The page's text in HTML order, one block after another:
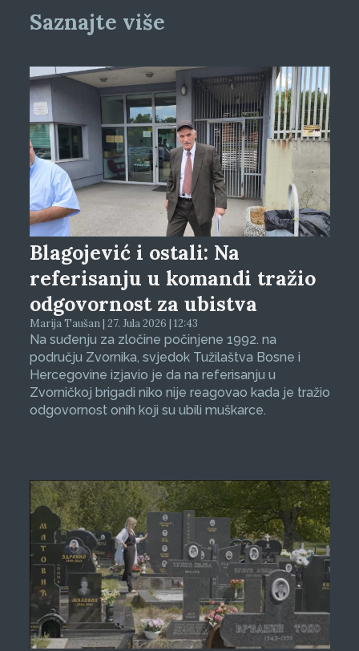
Saznajte više
Blagojević i ostali: Na
referisanju u komandi tražio
odgovornost za ubistva
Marija Taušan | 27. Jula 2026 | 12:43
Na suđenju za zločine počinjene 1992. na
području Zvornika, svjedok Tužilaštva Bosne i
Hercegovine izjavio je da na referisanju u
Zvorničkoj brigadi niko nije reagovao kada je tražio
odgovornost onih koji su ubili muškarce.